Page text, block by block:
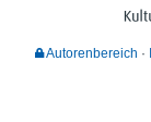
Autorenbereich